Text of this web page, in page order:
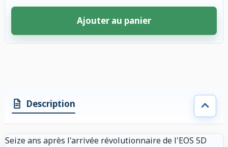
Ajouter au panier
Description
Seize ans après l'arrivée révolutionnaire de l'EOS 5D